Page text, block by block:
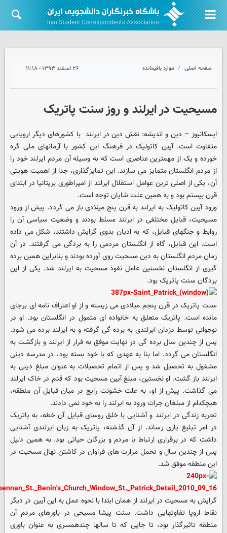
صفحه اصلی موارد باقیمانده ۲۶ اسفند ۱۳۹۳ - ۱۱:۱۸
مسیحیت در ایرلند و روز سنت پاتریک
ایسکانیوز – دین و اندیشه: نقش دین در ایرلند با کشورهای دیگر اروپایی
متفاوت است. آیین کاتولیک در فرهنگ این کشور با آرمانهای ملی گره
خورده و یک از مهمترین عناصری است که به وسیله آن مردم ایرلند خود را
از مردم انگلستان متمایز می سازند. این تمایزگذاری، جدا از اهمیت هویتی
آن، یکی از اصلی ترین عوامل استقلال ایرلند از امپراطوری بریتانیا در ابتدای
قرن بیستم بود و به همین علت شایان توجه است.
ورود آیین کاتولیک به ایرلند به قرن پنج میلادی باز می گردد. پیش از ورود
مسیحیت، قبایل مختلفی در ایرلند مسلط بودند و وضعیت سیاسی آن را
روابط و جنگهای قبایل، که به ادیان بدوی گرایش داشتند، شکل می داده
است. این قبایل، گاه از انگلستان مردمی را به بردگی می گرفتند. در آن
زمان مردم انگلستان به دین مسحیت روی آورده بودند و بنابراین همین برده
گیری از انگلستان نخستین عامل نفوذ مسحیت به ایرلند شد. یکی از این
بردگان سنت پاتریک بود.
سنت پاتریک در قرن پنجم میلادی می زیسته و از او اعتراف نامه ای برجای
مانده است. پاتریک متعلق به خانواده ای متمول در انگلستان بود. او در
نوجوانی توسط دزدان ایرلندی به برده گی گرفته و به ایرلند برده می شود.
پس از چندین سال برده گی در نهایت موفق به فرار از ایرلند و بازگشت به
انگلستان می گردد. اما بنا به عهدی که با خود بسته بود، در مدرسه دینی
مشغول به تحصیل شد و پس از اتمام تحصیلات به عنوان مبلغ دینی به
ایرلند باز گشت. او نخستین، مبلغ آیین مسحیت بود که قدم در خاک ایرلند
می گذاشت. پیش از او، به علت خشونت رایج در میان قبایل آن منطقه،
هیچکدام از مبلغان جرات ورود به ایرلند را به خود نمی دادند.
تجربه زندگی در ایرلند و آشنایی با خلق روسای قبایل آن خطه، به پاتریک
در امر تبلیغ یاری رساند. از آن گذشته، پاتریک به زبان ایرلندی آشنایی
داشت که در برقراری ارتباط با مردم و بزرگان حیاتی بود. به همین دلیل
پس از چندین سال و تحمل مرارت های فراوان در کاشتن نهال مسحیت در
این منطقه موفق شد.
گرایش به مسحیت در ایرلند از همان ابتدا با نحوه عمل به این آیین در دیگر
نقاط اروپا تفاوتهایی داشت. سنت پیشا مسیحی در باورهای مردم آن
منطقه تاثیرگذار بود، تا جایی که تا سالها چندهمسری به عنوان باوری